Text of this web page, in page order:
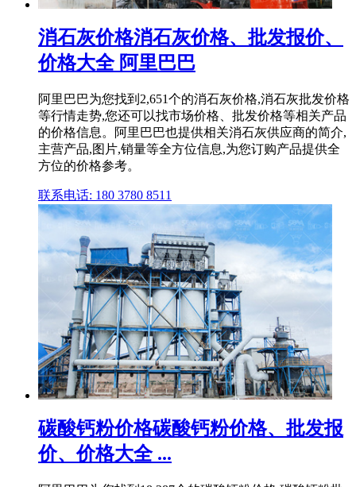
消石灰价格消石灰价格、批发报价、
价格大全 阿里巴巴
阿里巴巴为您找到2,651个的消石灰价格,消石灰批发价格
等行情走势,您还可以找市场价格、批发价格等相关产品
的价格信息。阿里巴巴也提供相关消石灰供应商的简介,
主营产品,图片,销量等全方位信息,为您订购产品提供全
方位的价格参考。
联系电话: 180 3780 8511
碳酸钙粉价格碳酸钙粉价格、批发报
价、价格大全 ...